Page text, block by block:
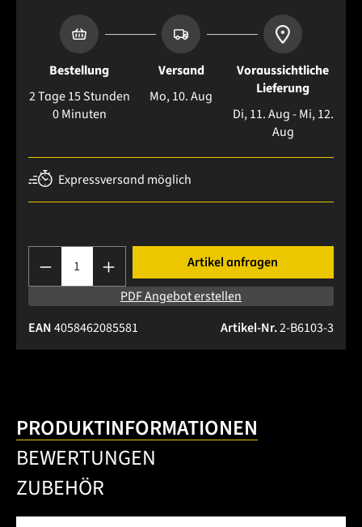
Bestellung
2 Tage 15 Stunden
0 Minuten
Versand
Mo, 10. Aug
Voraussichtliche
Lieferung
Di, 11. Aug - Mi, 12.
Aug
Expressversand möglich
Produkt Anzahl: Gib den gewünschten
Artikel anfragen
PDF Angebot erstellen
Artikel-Nr.2-B6103-3
EAN4058462085581
PRODUKTINFORMATIONEN
BEWERTUNGEN
ZUBEHÖR